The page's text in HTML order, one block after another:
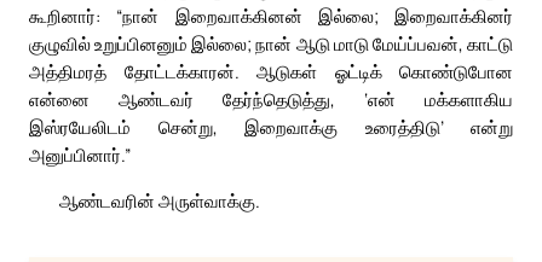
கூறினார்: “நான் இறைவாக்கினன் இல்லை; இறைவாக்கினர்
குழுவில் உறுப்பினனும் இல்லை; நான் ஆடு மாடு மேய்ப்பவன், காட்டு
அத்திமரத் தோட்டக்காரன். ஆடுகள் ஓட்டிக் கொண்டுபோன
என்னை ஆண்டவர் தேர்ந்தெடுத்து, ‘என் மக்களாகிய
இஸ்ரயேலிடம் சென்று, இறைவாக்கு உரைத்திடு’ என்று
அனுப்பினார்.”
ஆண்டவரின் அருள்வாக்கு.